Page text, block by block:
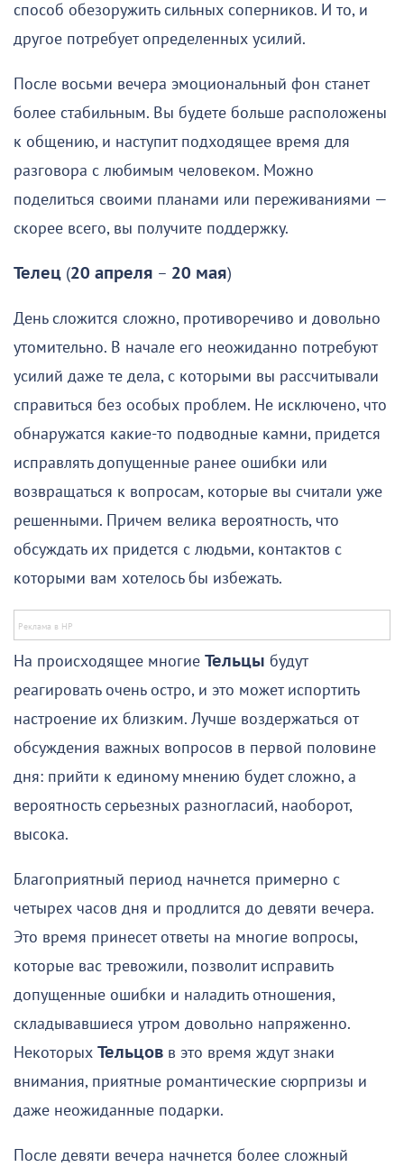
способ обезоружить сильных соперников. И то, и
другое потребует определенных усилий.
После восьми вечера эмоциональный фон станет
более стабильным. Вы будете больше расположены
к общению, и наступит подходящее время для
разговора с любимым человеком. Можно
поделиться своими планами или переживаниями —
скорее всего, вы получите поддержку.
Телец (20 апреля – 20 мая)
День сложится сложно, противоречиво и довольно
утомительно. В начале его неожиданно потребуют
усилий даже те дела, с которыми вы рассчитывали
справиться без особых проблем. Не исключено, что
обнаружатся какие-то подводные камни, придется
исправлять допущенные ранее ошибки или
возвращаться к вопросам, которые вы считали уже
решенными. Причем велика вероятность, что
обсуждать их придется с людьми, контактов с
которыми вам хотелось бы избежать.
На происходящее многие Тельцы будут
реагировать очень остро, и это может испортить
настроение их близким. Лучше воздержаться от
обсуждения важных вопросов в первой половине
дня: прийти к единому мнению будет сложно, а
вероятность серьезных разногласий, наоборот,
высока.
Благоприятный период начнется примерно с
четырех часов дня и продлится до девяти вечера.
Это время принесет ответы на многие вопросы,
которые вас тревожили, позволит исправить
допущенные ошибки и наладить отношения,
складывавшиеся утром довольно напряженно.
Некоторых Тельцов в это время ждут знаки
внимания, приятные романтические сюрпризы и
даже неожиданные подарки.
После девяти вечера начнется более сложный